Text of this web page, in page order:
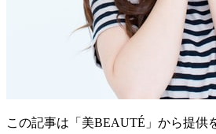
この記事は「美BEAUTÉ」から提供